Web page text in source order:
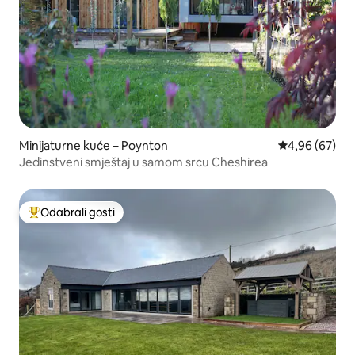
Minijaturne kuće – Poynton Prosječna
4,96 (67)
Jedinstveni smještaj u samom srcu Cheshirea
Među najviše rangiranima s oznakom „Odabrali gosti”
Odabrali gosti